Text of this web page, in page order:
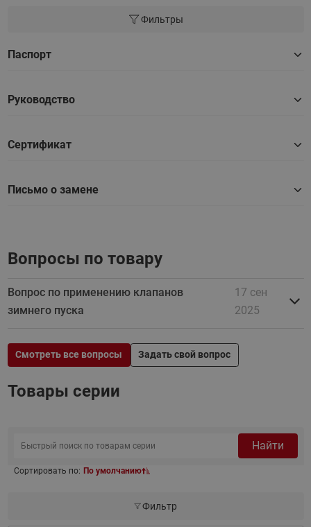
Фильтры
Паспорт
Руководство
Сертификат
Письмо о замене
Вопросы по товару
Вопрос по применению клапанов
зимнего пуска
17 сен
2025
Смотреть все вопросы Задать свой вопрос
Товары серии
Найти
Сортировать по: По умолчанию
Фильтр